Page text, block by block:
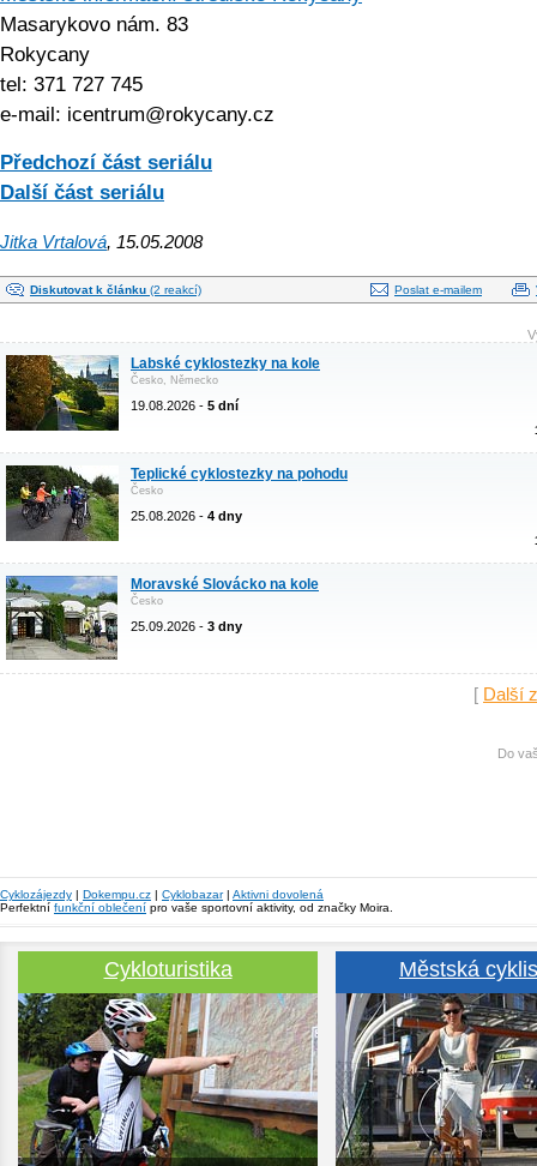
Masarykovo nám. 83
Rokycany
tel: 371 727 745
e-mail: icentrum@roky­cany.cz
Předchozí část seriálu
Další část seriálu
Jitka Vrtalová, 15.05.2008
Diskutovat k článku (2 reakcí) Poslat e-mailem
Labské cyklostezky na kole
Česko, Německo
19.08.2026 - 5 dní
Teplické cyklostezky na pohodu
Česko
25.08.2026 - 4 dny
Moravské Slovácko na kole
Česko
25.09.2026 - 3 dny
[ Další
Do
Cyklozájezdy | Dokempu.cz | Cyklobazar| Aktivni dovolená
Perfektní funkční oblečení pro vaše sportovní aktivity, od značky Moira.
Cykloturistika Městská